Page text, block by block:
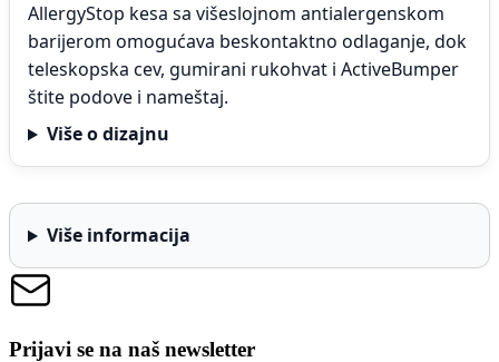
AllergyStop kesa sa višeslojnom antialergenskom
barijerom omogućava beskontaktno odlaganje, dok
teleskopska cev, gumirani rukohvat i ActiveBumper
štite podove i nameštaj.
Više o dizajnu
Više informacija
Prijavi se na naš newsletter